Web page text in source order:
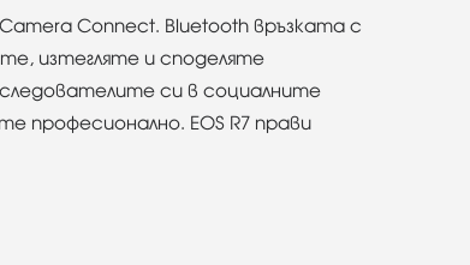
Connect. Bluetooth връзката с
изтегляте и споделяте
си в социалните
професионално. EOS R7 прави